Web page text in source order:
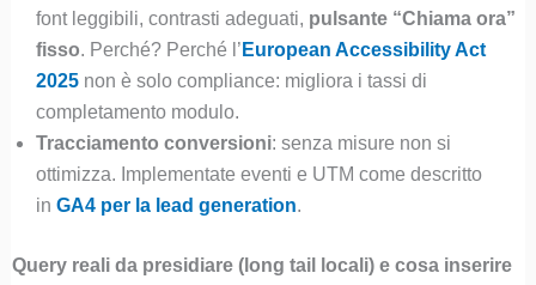
font leggibili, contrasti adeguati, pulsante “Chiama ora”
fisso. Perché? Perché l’ European Accessibility Act
2025non è solo compliance: migliora i tassi di
completamento modulo.
Tracciamento conversioni: senza misure non si
ottimizza. Implementate eventi e UTM come descritto
in GA4 per la lead generation.
Query reali da presidiare (long tail locali) e cosa inserire